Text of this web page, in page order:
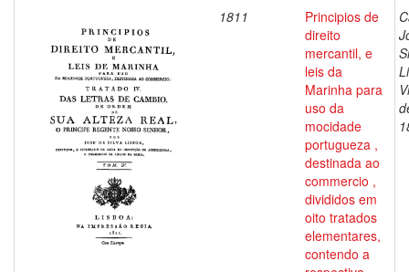
1811
Principios de
direito
mercantil, e
leis da
Marinha para
uso da
mocidade
portugueza ,
destinada ao
commercio ,
divididos em
oito tratados
elementares,
contendo a